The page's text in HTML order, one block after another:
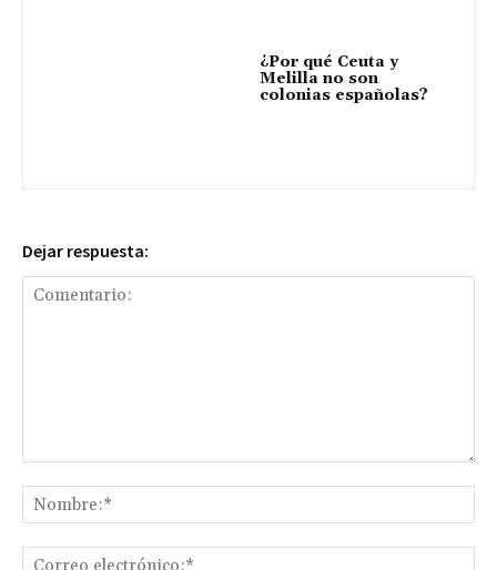
¿Por qué Ceuta y
Melilla no son
colonias españolas?
Dejar respuesta: